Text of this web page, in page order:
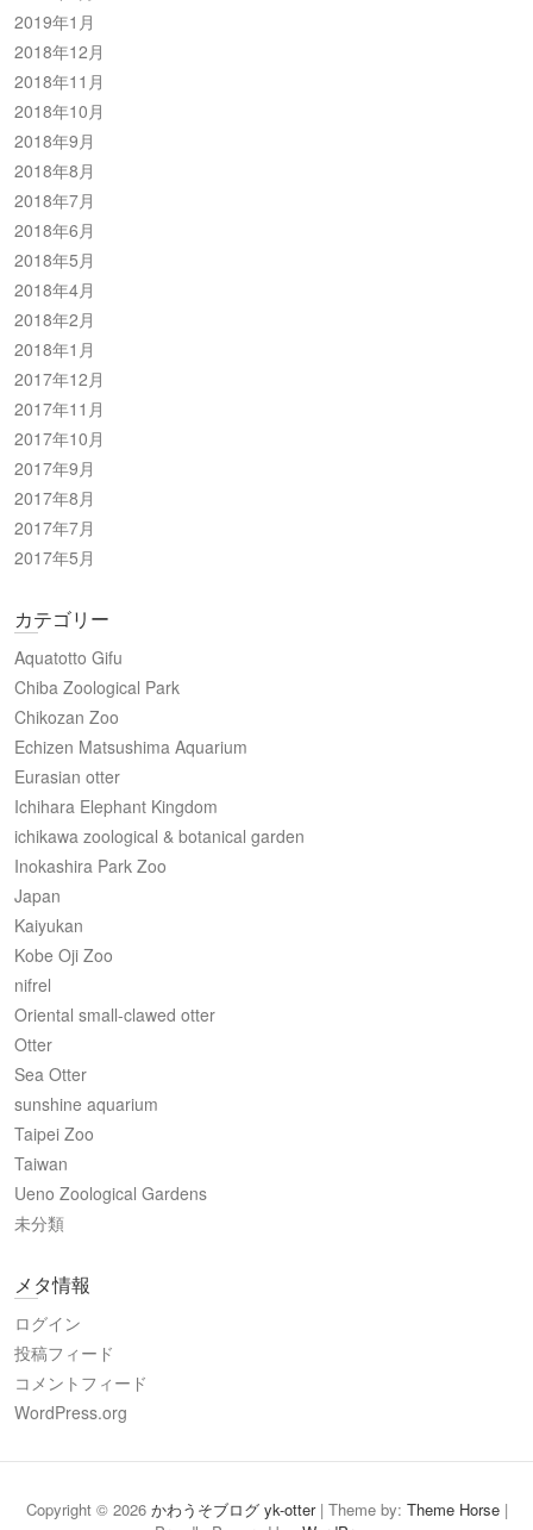
2019年1月
2018年12月
2018年11月
2018年10月
2018年9月
2018年8月
2018年7月
2018年6月
2018年5月
2018年4月
2018年2月
2018年1月
2017年12月
2017年11月
2017年10月
2017年9月
2017年8月
2017年7月
2017年5月
カテゴリー
Aquatotto Gifu
Chiba Zoological Park
Chikozan Zoo
Echizen Matsushima Aquarium
Eurasian otter
Ichihara Elephant Kingdom
ichikawa zoological & botanical garden
Inokashira Park Zoo
Japan
Kaiyukan
Kobe Oji Zoo
nifrel
Oriental small-clawed otter
Otter
Sea Otter
sunshine aquarium
Taipei Zoo
Taiwan
Ueno Zoological Gardens
未分類
メタ情報
ログイン
投稿フィード
コメントフィード
WordPress.org
Copyright © 2026 かわうそブログ yk-otter| Theme by: Theme Horse|